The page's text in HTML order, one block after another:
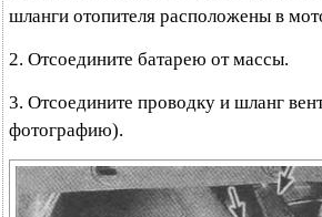
шланги отопителя расположены в
2. Отсоедините батарею от массы.
3. Отсоедините проводку и шланг
фотографию).